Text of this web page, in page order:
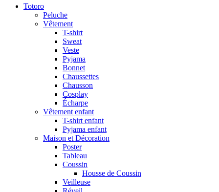
Totoro
Peluche
Vêtement
T-shirt
Sweat
Veste
Pyjama
Bonnet
Chaussettes
Chausson
Cosplay
Écharpe
Vêtement enfant
T-shirt enfant
Pyjama enfant
Maison et Décoration
Poster
Tableau
Coussin
Housse de Coussin
Veilleuse